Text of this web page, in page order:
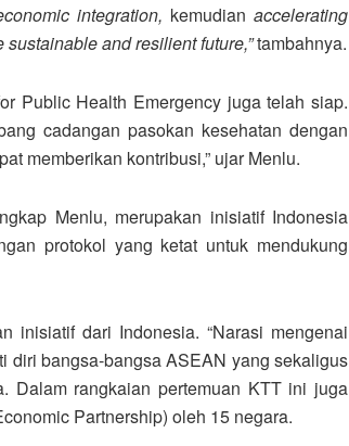
integration, kemudianaccelerating
and resilient future,”tambahnya.
Public Health Emergency juga telah siap.
cadangan pasokan kesehatan dengan
memberikan kontribusi,” ujar Menlu.
Menlu, merupakan inisiatif Indonesia
protokol yang ketat untuk mendukung
inisiatif dari Indonesia. “Narasi mengenai
diri bangsa-bangsa ASEAN yang sekaligus
Dalam rangkaian pertemuan KTT ini juga
Partnership) oleh 15 negara.